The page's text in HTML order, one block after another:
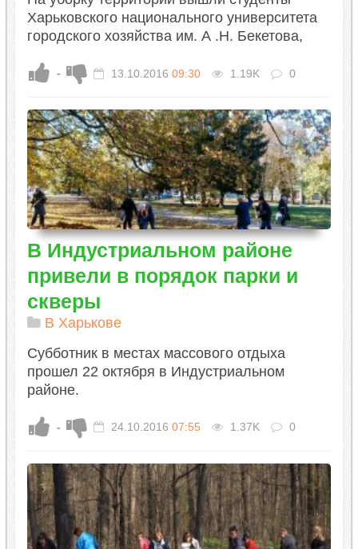
Харьковского национального университета
городского хозяйства им. А .Н. Бекетова,
- 13.10.2016 09:30 1.19K 0
В Индустриальном районе
привели в порядок парки и
скверы
В Харькове
Субботник в местах массового отдыха
прошел 22 октября в Индустриальном
районе.
- 24.10.2016 07:55 1.37K 0